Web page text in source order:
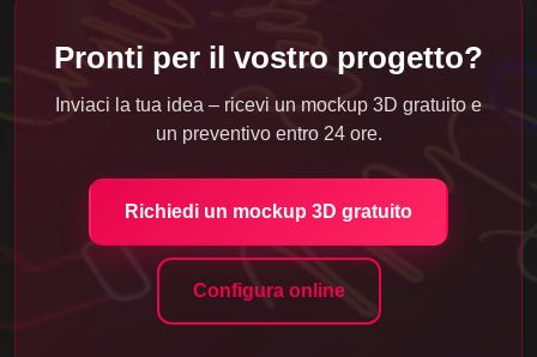
Pronti per il vostro progetto?
Inviaci la tua idea – ricevi un mockup 3D gratuito e
un preventivo entro 24 ore.
Richiedi un mockup 3D gratuito
Configura online